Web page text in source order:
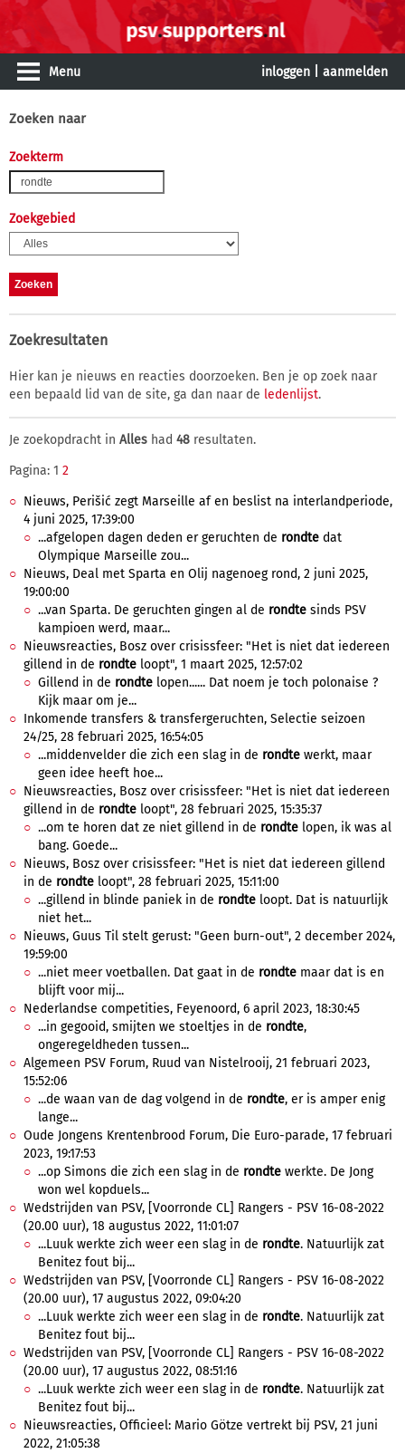
Menu inloggen aanmelden
Zoeken naar
Zoekterm
Zoekgebied
Zoekresultaten
Hier kan je nieuws en reacties doorzoeken. Ben je op zoek naar
een bepaald lid van de site, ga dan naar de ledenlijst.
Je zoekopdracht in Alles had 48 resultaten.
Pagina: 1 2
Nieuws, Perišić zegt Marseille af en beslist na interlandperiode,
4 juni 2025, 17:39:00
...afgelopen dagen deden er geruchten de rondte dat
Olympique Marseille zou...
Nieuws, Deal met Sparta en Olij nagenoeg rond, 2 juni 2025,
19:00:00
...van Sparta. De geruchten gingen al de rondte sinds PSV
kampioen werd, maar...
Nieuwsreacties, Bosz over crisissfeer: "Het is niet dat iedereen
gillend in de rondte loopt", 1 maart 2025, 12:57:02
Gillend in de rondte lopen...... Dat noem je toch polonaise ?
Kijk maar om je...
Inkomende transfers & transfergeruchten, Selectie seizoen
24/25, 28 februari 2025, 16:54:05
...middenvelder die zich een slag in de rondte werkt, maar
geen idee heeft hoe...
Nieuwsreacties, Bosz over crisissfeer: "Het is niet dat iedereen
gillend in de rondte loopt", 28 februari 2025, 15:35:37
...om te horen dat ze niet gillend in de rondte lopen, ik was al
bang. Goede...
Nieuws, Bosz over crisissfeer: "Het is niet dat iedereen gillend
in de rondte loopt", 28 februari 2025, 15:11:00
...gillend in blinde paniek in de rondte loopt. Dat is natuurlijk
niet het...
Nieuws, Guus Til stelt gerust: "Geen burn-out", 2 december 2024,
19:59:00
...niet meer voetballen. Dat gaat in de rondte maar dat is en
blijft voor mij...
Nederlandse competities, Feyenoord, 6 april 2023, 18:30:45
...in gegooid, smijten we stoeltjes in de rondte,
ongeregeldheden tussen...
Algemeen PSV Forum, Ruud van Nistelrooij, 21 februari 2023,
15:52:06
...de waan van de dag volgend in de rondte, er is amper enig
lange...
Oude Jongens Krentenbrood Forum, Die Euro-parade, 17 februari
2023, 19:17:53
...op Simons die zich een slag in de rondte werkte. De Jong
won wel kopduels...
Wedstrijden van PSV, [Voorronde CL] Rangers - PSV 16-08-2022
(20.00 uur), 18 augustus 2022, 11:01:07
...Luuk werkte zich weer een slag in de rondte. Natuurlijk zat
Benitez fout bij...
Wedstrijden van PSV, [Voorronde CL] Rangers - PSV 16-08-2022
(20.00 uur), 17 augustus 2022, 09:04:20
...Luuk werkte zich weer een slag in de rondte. Natuurlijk zat
Benitez fout bij...
Wedstrijden van PSV, [Voorronde CL] Rangers - PSV 16-08-2022
(20.00 uur), 17 augustus 2022, 08:51:16
...Luuk werkte zich weer een slag in de rondte. Natuurlijk zat
Benitez fout bij...
Nieuwsreacties, Officieel: Mario Götze vertrekt bij PSV, 21 juni
2022, 21:05:38